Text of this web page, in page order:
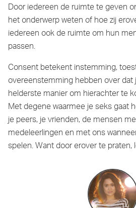
Door iedereen de ruimte te geven
het onderwerp weten of hoe zij
iedereen ook de ruimte om hun
passen.
Consent betekent instemming,
overeenstemming hebben over dat
helderste manier om hierachter te
Met degene waarmee je seks gaat
je peers, je vrienden, de mensen
medeleerlingen en met ons
spelen. Want door erover te praten,